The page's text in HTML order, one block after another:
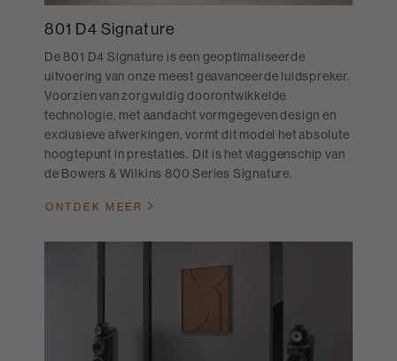
801 D4 Signature
De 801 D4 Signature is een geoptimaliseerde
uitvoering van onze meest geavanceerde luidspreker.
Voorzien van zorgvuldig doorontwikkelde
technologie, met aandacht vormgegeven design en
exclusieve afwerkingen, vormt dit model het absolute
hoogtepunt in prestaties. Dit is het vlaggenschip van
de Bowers & Wilkins 800 Series Signature.
ONTDEK MEER